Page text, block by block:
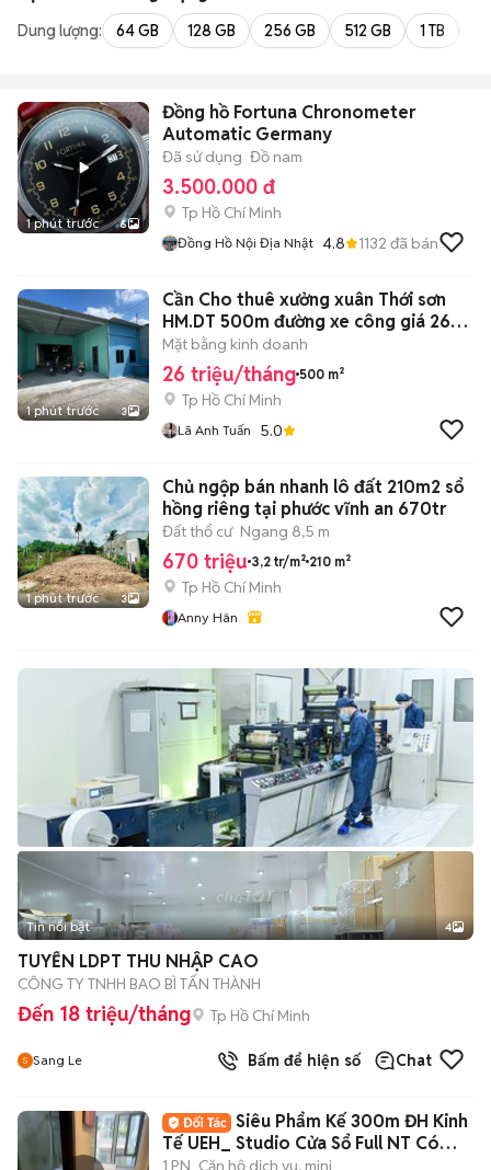
Dung lượng: 64 GB 128 GB 256 GB 512 GB 1 TB
1 phút trước 6
Đồng hồ Fortuna Chronometer
Automatic Germany
Đã sử dụng Đồ nam
3.500.000 đ
Tp Hồ Chí Minh
Đồng Hồ Nội Địa Nhật 4.8 1132 đã bán
1 phút trước 3
Cần Cho thuê xưởng xuân Thới sơn
HM.DT 500m đường xe công giá 26
triệu
Mặt bằng kinh doanh
26 triệu/tháng 500 m²
Tp Hồ Chí Minh
Lã Anh Tuấn 5.0
1 phút trước 3
Chủ ngộp bán nhanh lô đất 210m2 sổ
hồng riêng tại phước vĩnh an 670tr
Đất thổ cư Ngang 8,5 m
670 triệu 3,2 tr/m² 210 m²
Tp Hồ Chí Minh
Anny Hân
Tin nổi bật 4
TUYỂN LDPT THU NHẬP CAO
CÔNG TY TNHH BAO BÌ TẤN THÀNH
Đến 18 triệu/tháng Tp Hồ Chí Minh
Sang Le Bấm để hiện số Chat
Siêu Phẩm Kế 300m ĐH Kinh
Tế UEH_ Studio Cửa Sổ Full NT Có
Bếp_Quận 10
1 PN Căn hộ dịch vụ, mini